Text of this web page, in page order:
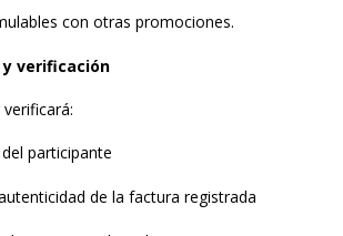
con otras promociones.
y verificación
participante
de la factura registrada